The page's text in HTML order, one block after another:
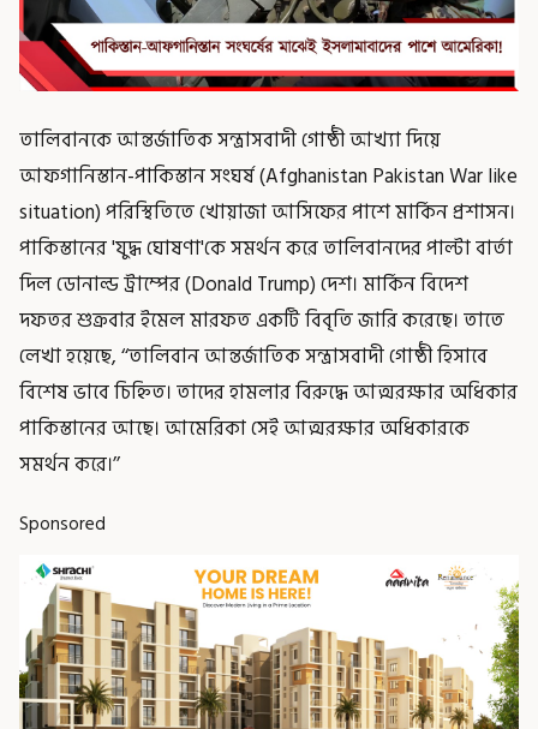
তালিবানকে আন্তর্জাতিক সন্ত্রাসবাদী গোষ্ঠী আখ্যা দিয়ে
আফগানিস্তান-পাকিস্তান সংঘর্ষ (Afghanistan Pakistan War like
situation) পরিস্থিতিতে খোয়াজা আসিফের পাশে মার্কিন প্রশাসন।
পাকিস্তানের 'যুদ্ধ ঘোষণা'কে সমর্থন করে তালিবানদের পাল্টা বার্তা
দিল ডোনাল্ড ট্রাম্পের (Donald Trump) দেশ। মার্কিন বিদেশ
দফতর শুক্রবার ইমেল মারফত একটি বিবৃতি জারি করেছে। তাতে
লেখা হয়েছে, ‘‘তালিবান আন্তর্জাতিক সন্ত্রাসবাদী গোষ্ঠী হিসাবে
বিশেষ ভাবে চিহ্নিত। তাদের হামলার বিরুদ্ধে আত্মরক্ষার অধিকার
পাকিস্তানের আছে। আমেরিকা সেই আত্মরক্ষার অধিকারকে
সমর্থন করে।’’
Sponsored